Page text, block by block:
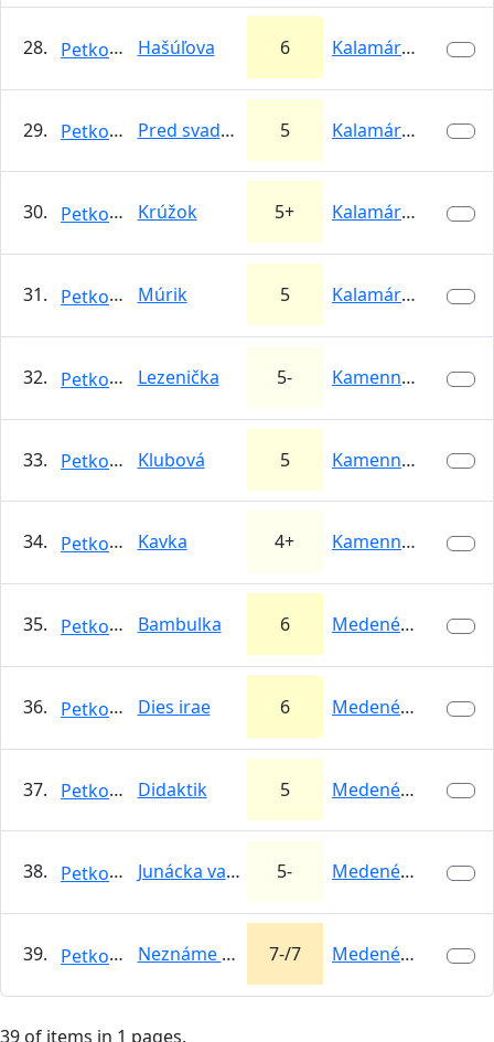
28. Petkooo Hašúľova 6 Kalamárka
29. Petkooo Pred svadbou 5 Kalamárka
30. Petkooo Krúžok 5+ Kalamárka
31. Petkooo Múrik 5 Kalamárka
32. Petkooo Lezenička 5- Kamenné srdce
33. Petkooo Klubová 5 Kamenné srdce
34. Petkooo Kavka 4+ Kamenné srdce
35. Petkooo Bambulka 6 Medené Hámre
36. Petkooo Dies irae 6 Medené Hámre
37. Petkooo Didaktik 5 Medené Hámre
38. Petkooo Junácka vandrovka 5- Medené Hámre
39. Petkooo Neznáme kvarteto 7-/7 Medené Hámre
39 of items in 1 pages.